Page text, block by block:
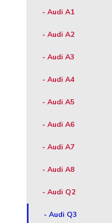
- Audi A1
- Audi A2
- Audi A3
- Audi A4
- Audi A5
- Audi A6
- Audi A7
- Audi A8
- Audi Q2
- Audi Q3